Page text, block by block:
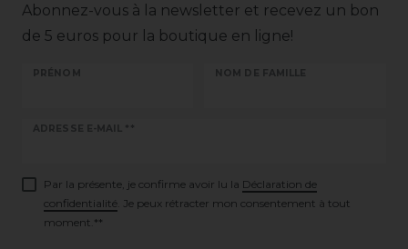
Abonnez-vous à la newsletter et recevez un bon
de 5 euros pour la boutique en ligne!
PRÉNOM NOM DE FAMILLE
ADRESSE E-MAIL **
Ceres::Template.newsletterHoneypotLabel
Par la présente, je confirme avoir lu la Déclaration de
confidentialité . Je peux rétracter mon consentement à tout
moment.**